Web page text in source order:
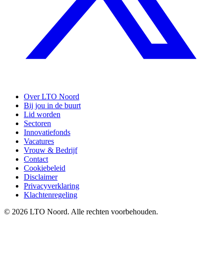
Over LTO Noord
Bij jou in de buurt
Lid worden
Sectoren
Innovatiefonds
Vacatures
Vrouw & Bedrijf
Contact
Cookiebeleid
Disclaimer
Privacyverklaring
Klachtenregeling
© 2026 LTO Noord. Alle rechten voorbehouden.